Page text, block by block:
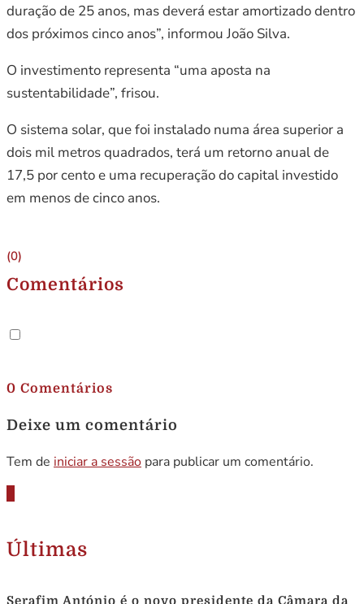
duração de 25 anos, mas deverá estar amortizado dentro
dos próximos cinco anos”, informou João Silva.
O investimento representa “uma aposta na
sustentabilidade”, frisou.
O sistema solar, que foi instalado numa área superior a
dois mil metros quadrados, terá um retorno anual de
17,5 por cento e uma recuperação do capital investido
em menos de cinco anos.
(0)
Comentários
0 Comentários
Deixe um comentário
Tem de iniciar a sessão para publicar um comentário.
Últimas
Serafim António é o novo presidente da Câmara da